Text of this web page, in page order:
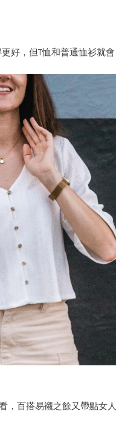
好，但T恤和普通恤衫就會
，百搭易襯之餘又帶點女人